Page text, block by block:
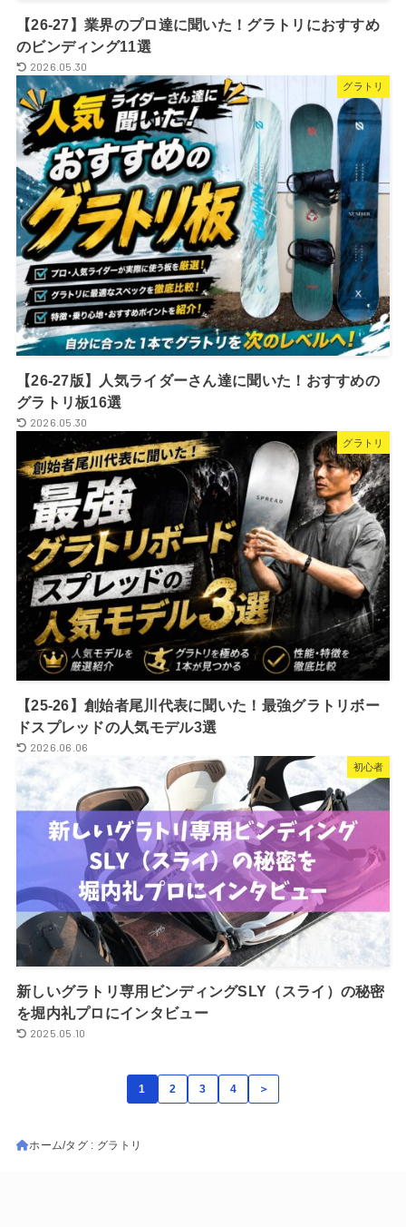
【26-27】業界のプロ達に聞いた！グラトリにおすすめ
のビンディング11選
2026.05.30
グラトリ
【26-27版】人気ライダーさん達に聞いた！おすすめの
グラトリ板16選
2026.05.30
グラトリ
【25-26】創始者尾川代表に聞いた！最強グラトリボー
ドスプレッドの人気モデル3選
2026.06.06
初心者
新しいグラトリ専用ビンディングSLY（スライ）の秘密
を堀内礼プロにインタビュー
2025.05.10
1 2 3 4 ＞
ホーム タグ : グラトリ